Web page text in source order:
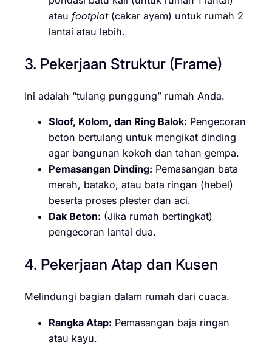
atau footplat(cakar ayam) untuk rumah 2
lantai atau lebih.
3. Pekerjaan Struktur (Frame)
Ini adalah “tulang punggung” rumah Anda.
Sloof, Kolom, dan Ring Balok: Pengecoran
beton bertulang untuk mengikat dinding
agar bangunan kokoh dan tahan gempa.
Pemasangan Dinding: Pemasangan bata
merah, batako, atau bata ringan (hebel)
beserta proses plester dan aci.
Dak Beton: (Jika rumah bertingkat)
pengecoran lantai dua.
4. Pekerjaan Atap dan Kusen
Melindungi bagian dalam rumah dari cuaca.
Rangka Atap: Pemasangan baja ringan
atau kayu.